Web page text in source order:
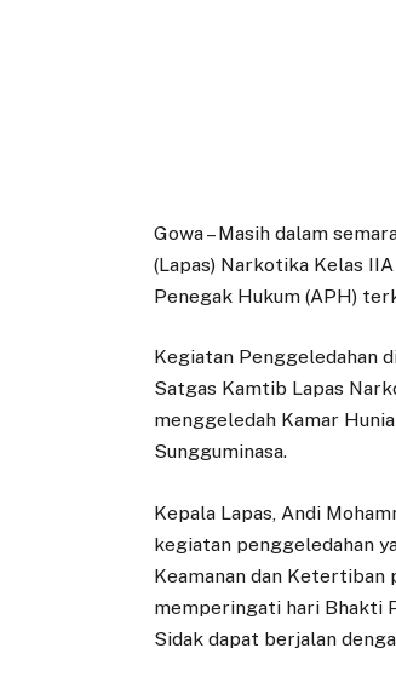
Gowa – Masih dalam
(Lapas) Narkotika Kelas
Penegak Hukum (APH)
Kegiatan Penggeledahan
Satgas Kamtib Lapas
menggeledah Kamar
Sungguminasa.
Kepala Lapas, Andi
kegiatan penggeledahan
Keamanan dan Ketertiban
memperingati hari Bhakti
Sidak dapat berjalan